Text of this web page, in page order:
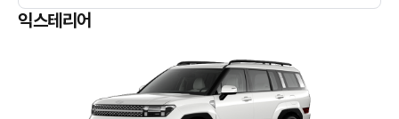
익스테리어